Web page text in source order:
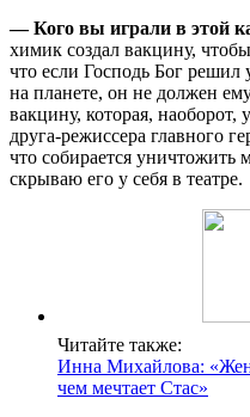
— Кого вы играли в этой
химик создал вакцину,
что если Господь Бог решил
на планете, он не должен
вакцину, которая,
друга-режиссера главного
что собирается уничтожить
скрываю его у себя в театре.
Читайте также:
Инна Михайлова:
чем мечтает Стас»